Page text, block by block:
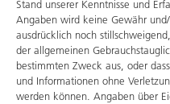
Stand unserer Kenntnisse und
Angaben wird keine Gewähr
ausdrücklich noch
der allgemeinen
bestimmten Zweck aus, oder
und Informationen ohne
werden können. Angaben über